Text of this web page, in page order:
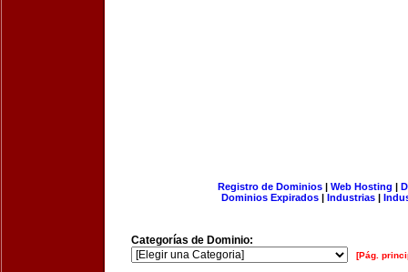
Registro de Dominios| Web Hosting |
Dominios Expirados | Industrias |
Categorías de Dominio:
[Pág.